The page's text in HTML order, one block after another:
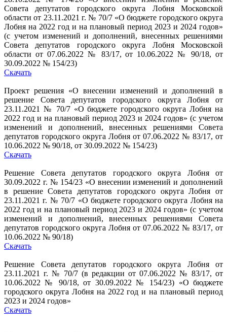
Совета депутатов городского округа Лобня Московской
области от 23.11.2021 г. № 70/7 «О бюджете городского округа
Лобня на 2022 год и на плановый период 2023 и 2024 годов»
(с учетом изменений и дополнений, внесенных решениями
Совета депутатов городского округа Лобня Московской
области от 07.06.2022 № 83/17, от 10.06.2022 № 90/18, от
30.09.2022 № 154/23)
Скачать
Проект решения «О внесении изменений и дополнений в
решение Совета депутатов городского округа Лобня от
23.11.2021 № 70/7 «О бюджете городского округа Лобня на
2022 год и на плановый период 2023 и 2024 годов» (с учетом
изменений и дополнений, внесенных решениями Совета
депутатов городского округа Лобня от 07.06.2022 № 83/17, от
10.06.2022 № 90/18, от 30.09.2022 № 154/23)
Скачать
Решение Совета депутатов городского округа Лобня от
30.09.2022 г. № 154/23 «О внесении изменений и дополнений
в решение Совета депутатов городского округа Лобня от
23.11.2021 г. № 70/7 «О бюджете городского округа Лобня на
2022 год и на плановый период 2023 и 2024 годов» (с учетом
изменений и дополнений, внесенных решениями Совета
депутатов городского округа Лобня от 07.06.2022 № 83/17, от
10.06.2022 № 90/18)
Скачать
Решение Совета депутатов городского округа Лобня от
23.11.2021 г. № 70/7 (в редакции от 07.06.2022 № 83/17, от
10.06.2022 № 90/18, от 30.09.2022 № 154/23) «О бюджете
городского округа Лобня на 2022 год и на плановый период
2023 и 2024 годов»
Скачать